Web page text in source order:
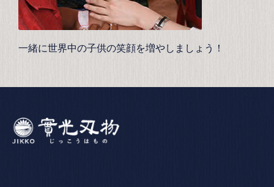
一緒に世界中の子供の笑顔を増やしましょう！